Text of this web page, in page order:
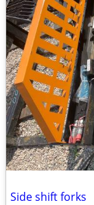
Side shift forks